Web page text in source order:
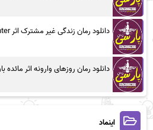
دانلود رمان زندگی غیر مشترک اثر sun_daughter
دانلود رمان روزهای وارونه اثر مائده
اینماد